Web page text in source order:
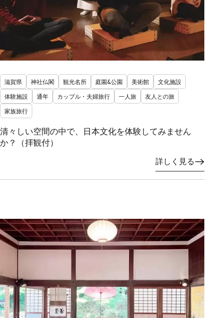
滋賀県 神社仏閣 観光名所 庭園&公園 美術館
文化施設
体験施設
通年 カップル・夫婦旅行 一人旅
友人との旅
家族旅行
清々しい空間の中で、日本文化を体験してみません
か？（拝観付）
詳しく見る